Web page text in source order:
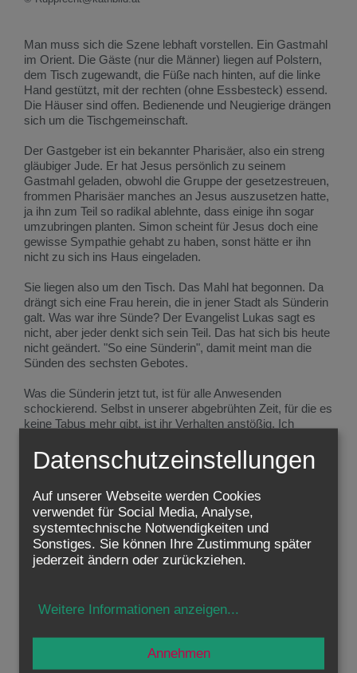
Man muss sich die Szene lebhaft vorstellen. Ein Gastmahl
im Orient. Die Gäste (nur die Männer) liegen auf Polstern,
dem Tisch zugewandt, die Füße nach hinten, auf die linke
Hand gestützt, mit der rechten (ohne Essbesteck) essend.
Die Häuser sind offen. Bedienende und Neugierige drängen
sich um die Tischgemeinschaft.
Der Gastgeber ist ein bekannter Pharisäer, also ein streng
gläubiger Jude. Er hat Jesus persönlich zu seinem
Gastmahl geladen, obwohl die Gruppe der gesetzestreuen,
frommen Pharisäer manches an Jesus auszusetzen hatte,
ja ihn zum Teil so radikal ablehnte, dass einige ihn sogar
umzubringen planten. Simon scheint für Jesus doch eine
gewisse Sympathie gehabt zu haben, sonst hätte er ihn
nicht zu sich ins Haus eingeladen.
Sie liegen also um den Tisch. Das Mahl hat begonnen. Da
drängt sich eine Frau herein, die in jener Stadt als Sünderin
galt. Was war ihre Sünde? Der Evangelist Lukas sagt es
nicht, aber jeder denkt sich sein Teil. Das hat sich bis heute
nicht geändert. "So eine Sünderin", damit meint man die
Sünden des sechsten Gebotes.
Was die Sünderin jetzt tut, ist für alle Anwesenden
schockierend. Selbst in unserer abgebrühten Zeit, für die es
keine Tabus mehr gibt, ist ihr Verhalten anstößig. Ich
heute reagieren würden, wenn eine "Sünderin" sich uns so
näherte, wie diese Frau es bei Jesus tat.
Sie tritt von hinten an Jesus heran, der barfuss auf dem
Diwan beim Essen liegt. Sie hat kostbares Öl mitgebracht -
in der Hitze des Orients wichtig und wohltuend für die Haut.
Vor allem aber ein Tränenstrom! Sie weint und weint, und
ihre Tränen fließen Jesus über die Füße. Und Jesus lässt
gewähren, als sie ihm mit ihren langen Haaren die Füße
abtrocknet. Die anderen sind über diese erotisch wirkenden
Gesten entsetzt. Vielleicht weiß Jesus gar nicht, was für
Datenschutzeinstellungen
Auf unserer Webseite werden Cookies
verwendet für Social Media, Analyse,
systemtechnische Notwendigkeiten und
Sonstiges. Sie können Ihre Zustimmung später
jederzeit ändern oder zurückziehen.
Weitere Informationen anzeigen...
Annehmen